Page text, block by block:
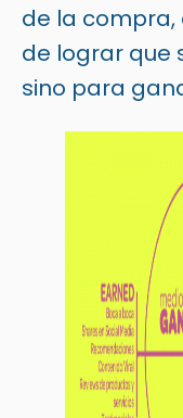
de la compra,
de lograr que
sino para